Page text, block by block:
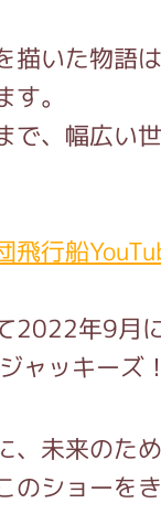
描いた物語
。
で、幅広い
飛行船
2022年9月
ャッキーズ
、未来のた
のショーを